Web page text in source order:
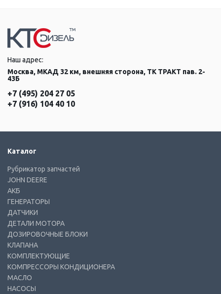
Наш адрес:
Москва, МКАД 32 км, внешняя сторона, ТК ТРАКТ пав. 2-
43Б
+7 (495) 204 27 05
+7 (916) 104 40 10
Каталог
Рубрикатор запчастей
JOHN DEERE
АКБ
ГЕНЕРАТОРЫ
ДАТЧИКИ
ДЕТАЛИ МОТОРА
ДОЗИРОВОЧНЫЕ БЛОКИ
КЛАПАНА
КОМПЛЕКТУЮЩИЕ
КОМПРЕССОРЫ КОНДИЦИОНЕРА
МАСЛО
НАСОСЫ